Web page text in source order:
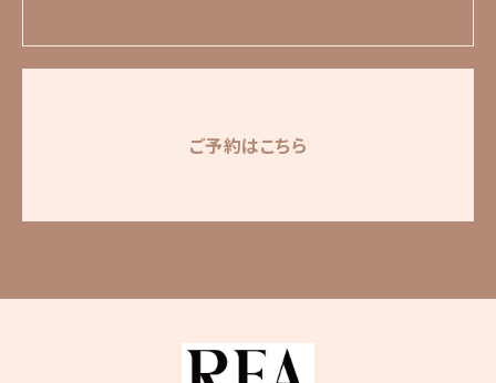
ご予約はこちら